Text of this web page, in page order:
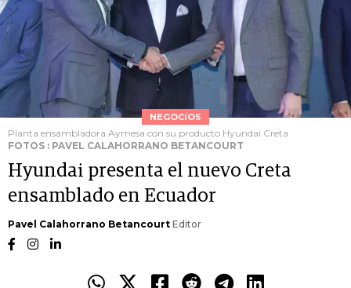
NEGOCIOS
Planta ensambladora Aymesa con su producto Hyundai Creta
FOTOS : PAVEL CALAHORRANO BETANCOURT
Hyundai presenta el nuevo Creta
ensamblado en Ecuador
Pavel Calahorrano Betancourt Editor